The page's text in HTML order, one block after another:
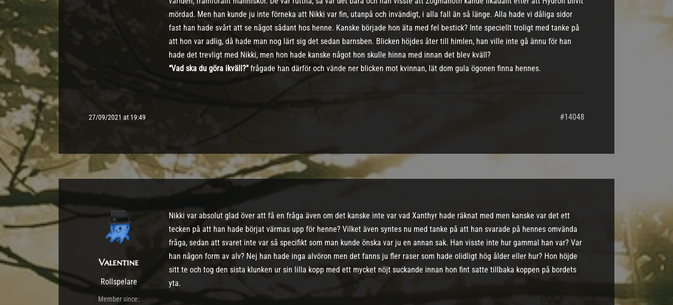
mördad. Men han kunde ju inte förneka att Nikki var fin, utanpå och invändigt, i alla fall än så länge. Alla hade vi dåliga sidor
fast han hade svårt att se något sådant hos henne. Kanske började hon äta med fel bestick? Inte speciellt troligt med tanke på
att hon var adlig, då hade man nog lärt sig det sedan barnsben. Blicken höjdes åter till himlen, han ville inte gå ännu för han
hade det trevligt med Nikki, men hon hade kanske något hon skulle hinna med innan det blev kväll?
“Vad ska du göra ikväll?”frågade han därför och vände ner blicken mot kvinnan, lät dom gula ögonen finna hennes.
27/09/2021 at 19:49 #14048
Valentine
Rollspelare
Member since:
Nikki var absolut glad över att få en fråga även om det kanske inte var vad Xanthyr hade räknat med men kanske var det ett
tecken på att han hade börjat värmas upp för henne? Vilket även syntes nu med tanke på att han svarade på hennes omvända
fråga, sedan att svaret inte var så specifikt som man kunde önska var ju en annan sak. Han visste inte hur gammal han var? Var
han någon form av alv? Nej han hade inga alvöron men det fanns ju fler raser som hade olidligt hög ålder eller hur? Hon höjde
sitt te och tog den sista klunken ur sin lilla kopp med ett mycket nöjt suckande innan hon fint satte tillbaka koppen på bordets
yta.